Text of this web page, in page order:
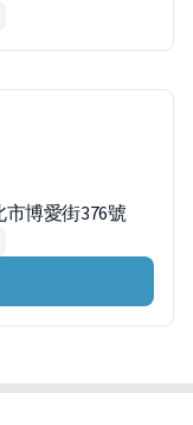
博愛街376號